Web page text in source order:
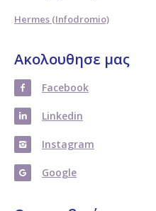
Hermes (Infodromio)
Ακολουθησε μας
Facebook
Linkedin
Instagram
Google